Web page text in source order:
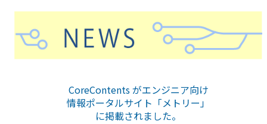
CoreContents がエンジニア向け
情報ポータルサイト「メトリー」
に掲載されました。